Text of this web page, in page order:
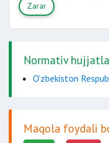
Zarar
Normativ
O‘zbekiston
Maqola foydali